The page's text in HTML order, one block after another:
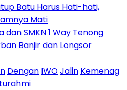
Batu Harus Hati-hati,
Mati
dan SMKN 1 Way Tenong
Banjir dan Longsor
Dengan IWOJalin Kemenag